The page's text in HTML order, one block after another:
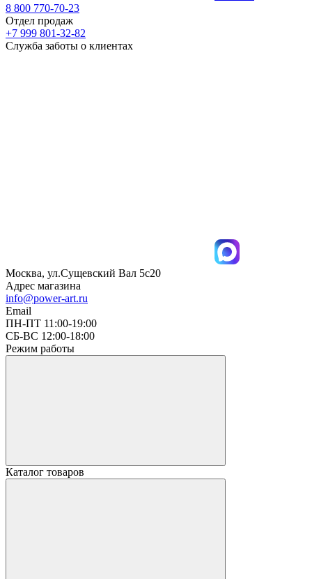
8 800 770-70-23
Отдел продаж
+7 999 801-32-82
Служба заботы о клиентах
Москва, ул.Сущевский Вал 5с20
Адрес магазина
info@power-art.ru
Email
ПН-ПТ 11:00-19:00
СБ-ВС 12:00-18:00
Режим работы
Каталог товаров